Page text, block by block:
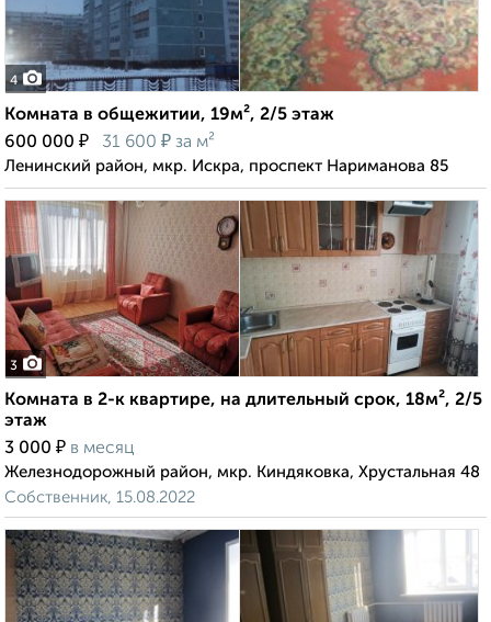
4
Комната в общежитии, 19м², 2/5 этаж
600 000 ₽ 31 600 ₽ за м²
Ленинский район, мкр. Искра, проспект Нариманова 85
3
Комната в 2-к квартире, на длительный срок, 18м², 2/5
этаж
3 000 ₽ в месяц
Железнодорожный район, мкр. Киндяковка, Хрустальная 48
Собственник, 15.08.2022